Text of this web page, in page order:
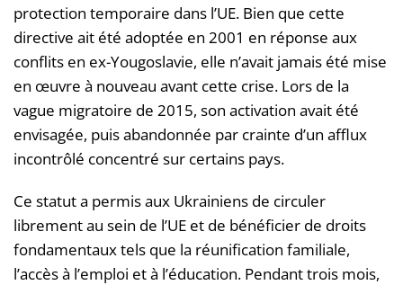
protection temporaire dans l’UE. Bien que cette
directive ait été adoptée en 2001 en réponse aux
conflits en ex-Yougoslavie, elle n’avait jamais été mise
en œuvre à nouveau avant cette crise. Lors de la
vague migratoire de 2015, son activation avait été
envisagée, puis abandonnée par crainte d’un afflux
incontrôlé concentré sur certains pays.
Ce statut a permis aux Ukrainiens de circuler
librement au sein de l’UE et de bénéficier de droits
fondamentaux tels que la réunification familiale,
l’accès à l’emploi et à l’éducation. Pendant trois mois,